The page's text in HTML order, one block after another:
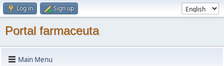
Log in Sign up
Portal farmaceuta
Main Menu